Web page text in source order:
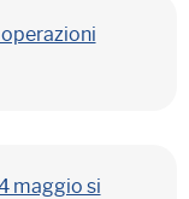
maggio si